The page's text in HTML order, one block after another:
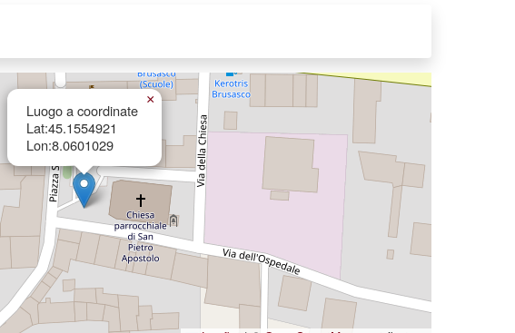
Luogo a coordinate
Lat:45.1554921
Lon:8.0601029
×